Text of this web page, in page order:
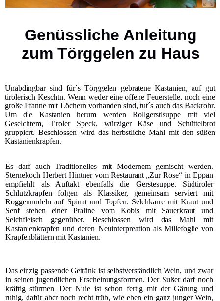
Genüssliche Anleitung
zum Törggelen zu Haus
Unabdingbar sind für´s Törggelen gebratene Kastanien, auf gut
tirolerisch Keschtn. Wenn weder eine offene Feuerstelle, noch eine
große Pfanne mit Löchern vorhanden sind, tut´s auch das Backrohr.
Um die Kastanien herum werden Rollgerstlsuppe mit viel
Geselchtem, Tiroler Speck, würziger Käse und Schüttelbrot
gruppiert. Beschlossen wird das herbstliche Mahl mit den süßen
Kastanienkrapfen.
Es darf auch Traditionelles mit Modernem gemischt werden.
Sternekoch Herbert Hintner vom Restaurant „Zur Rose“ in Eppan
empfiehlt als Auftakt ebenfalls die Gerstesuppe. Südtiroler
Schlutzkrapfen folgen als Klassiker, gemeinsam serviert mit
Roggennudeln auf Spinat und Topfen. Selchkarre mit Kraut und
Senf stehen einer Praline vom Kobis mit Sauerkraut und
Selchfleisch gegenüber. Beschlossen wird das Mahl mit
Kastanienkrapfen und deren Neuinterpreation als Millefoglie von
Krapfenblättern mit Kastanien.
Das einzig passende Getränk ist selbstverständlich Wein, und zwar
in seinen jugendlichen Erscheinungsformen. Der Sußer darf noch
kräftig stürmen. Der Nuie ist schon fertig mit der Gärung und
ruhig, dafür aber noch recht trüb, wie eben ein ganz junger Wein,